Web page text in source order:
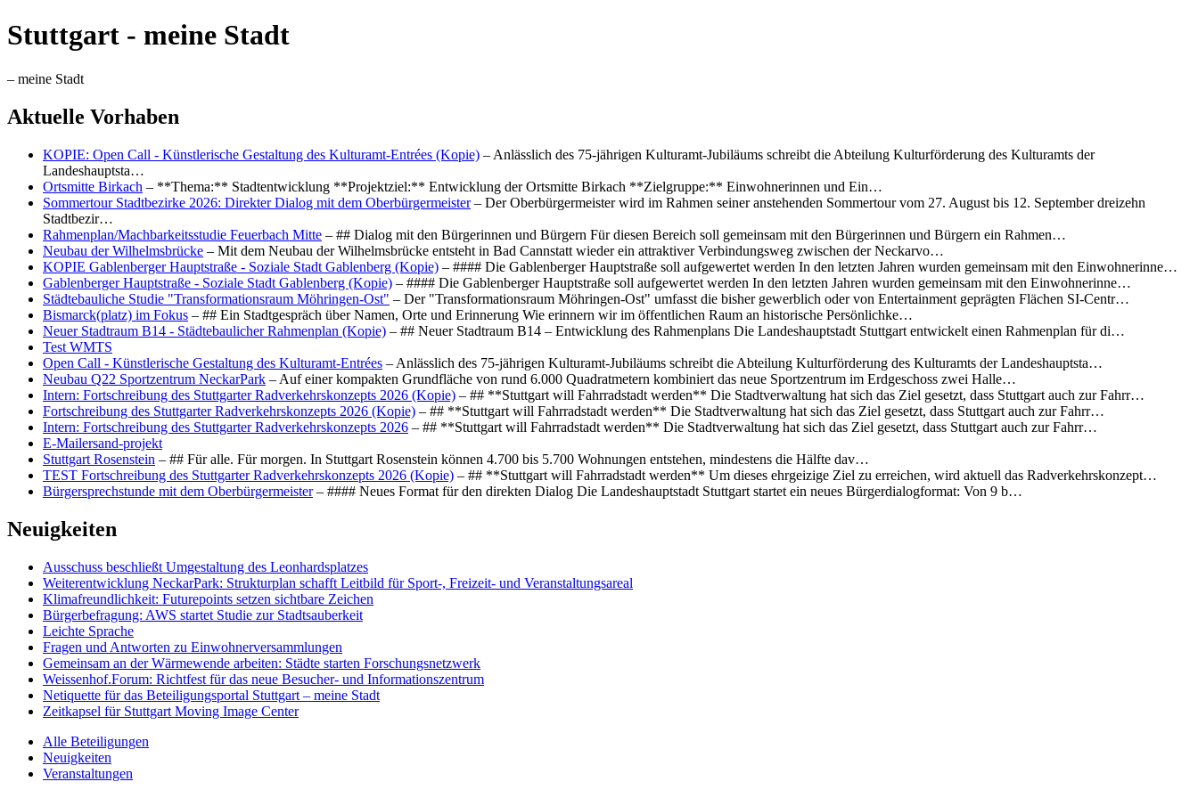
Stuttgart - meine Stadt
– meine Stadt
Aktuelle Vorhaben
KOPIE: Open Call - Künstlerische Gestaltung des Kulturamt-Entrées (Kopie) – Anlässlich des 75-jährigen Kulturamt-Jubiläums schreibt die Abteilung Kulturförderung des Kulturamts der
Landeshauptsta…
Ortsmitte Birkach – **Thema:** Stadtentwicklung **Projektziel:** Entwicklung der Ortsmitte Birkach **Zielgruppe:** Einwohnerinnen und Ein…
Sommertour Stadtbezirke 2026: Direkter Dialog mit dem Oberbürgermeister– Der Oberbürgermeister wird im Rahmen seiner anstehenden Sommertour vom 27. August bis 12. September dreizehn
Stadtbezir…
Rahmenplan/Machbarkeitsstudie Feuerbach Mitte – ## Dialog mit den Bürgerinnen und Bürgern Für diesen Bereich soll gemeinsam mit den Bürgerinnen und Bürgern ein Rahmen…
Neubau der Wilhelmsbrücke – Mit dem Neubau der Wilhelmsbrücke entsteht in Bad Cannstatt wieder ein attraktiver Verbindungsweg zwischen der Neckarvo…
KOPIE Gablenberger Hauptstraße - Soziale Stadt Gablenberg (Kopie) – #### Die Gablenberger Hauptstraße soll aufgewertet werden In den letzten Jahren wurden gemeinsam mit den Einwohnerinne…
Gablenberger Hauptstraße - Soziale Stadt Gablenberg (Kopie) – #### Die Gablenberger Hauptstraße soll aufgewertet werden In den letzten Jahren wurden gemeinsam mit den Einwohnerinne…
Städtebauliche Studie "Transformationsraum Möhringen-Ost" – Der "Transformationsraum Möhringen-Ost" umfasst die bisher gewerblich oder von Entertainment geprägten Flächen SI-Centr…
Bismarck(platz) im Fokus – ## Ein Stadtgespräch über Namen, Orte und Erinnerung Wie erinnern wir im öffentlichen Raum an historische Persönlichke…
Neuer Stadtraum B14 - Städtebaulicher Rahmenplan (Kopie) – ## Neuer Stadtraum B14 – Entwicklung des Rahmenplans Die Landeshauptstadt Stuttgart entwickelt einen Rahmenplan für di…
Test WMTS
Open Call - Künstlerische Gestaltung des Kulturamt-Entrées – Anlässlich des 75-jährigen Kulturamt-Jubiläums schreibt die Abteilung Kulturförderung des Kulturamts der Landeshauptsta…
Neubau Q22 Sportzentrum NeckarPark – Auf einer kompakten Grundfläche von rund 6.000 Quadratmetern kombiniert das neue Sportzentrum im Erdgeschoss zwei Halle…
Intern: Fortschreibung des Stuttgarter Radverkehrskonzepts 2026 (Kopie) – ## **Stuttgart will Fahrradstadt werden** Die Stadtverwaltung hat sich das Ziel gesetzt, dass Stuttgart auch zur Fahrr…
Fortschreibung des Stuttgarter Radverkehrskonzepts 2026 (Kopie) – ## **Stuttgart will Fahrradstadt werden** Die Stadtverwaltung hat sich das Ziel gesetzt, dass Stuttgart auch zur Fahrr…
Intern: Fortschreibung des Stuttgarter Radverkehrskonzepts 2026 – ## **Stuttgart will Fahrradstadt werden** Die Stadtverwaltung hat sich das Ziel gesetzt, dass Stuttgart auch zur Fahrr…
E-Mailersand-projekt
Stuttgart Rosenstein – ## Für alle. Für morgen. In Stuttgart Rosenstein können 4.700 bis 5.700 Wohnungen entstehen, mindestens die Hälfte dav…
TEST Fortschreibung des Stuttgarter Radverkehrskonzepts 2026 (Kopie) – ## **Stuttgart will Fahrradstadt werden** Um dieses ehrgeizige Ziel zu erreichen, wird aktuell das Radverkehrskonzept…
Bürgersprechstunde mit dem Oberbürgermeister– #### Neues Format für den direkten Dialog Die Landeshauptstadt Stuttgart startet ein neues Bürgerdialogformat: Von 9 b…
Neuigkeiten
Ausschuss beschließt Umgestaltung des Leonhards­platzes
Weiterentwicklung NeckarPark: Strukturplan schafft Leitbild für Sport-, Freizeit- und Veranstaltungsareal
Klimafreundlichkeit: Futurepoints setzen sichtbare Zeichen
Bürgerbefragung: AWS startet Studie zur Stadtsauberkeit
Leichte Sprache
Fragen und Antworten zu Einwohnerversammlungen
Gemeinsam an der Wärmewende arbeiten: Städte starten Forschungsnetzwerk
Weissenhof.Forum: Richtfest für das neue Besucher- und Informationszentrum
Netiquette für das Beteiligungsportal Stuttgart – meine Stadt
Zeitkapsel für Stuttgart Moving Image Center
Alle Beteiligungen
Neuigkeiten
Veranstaltungen